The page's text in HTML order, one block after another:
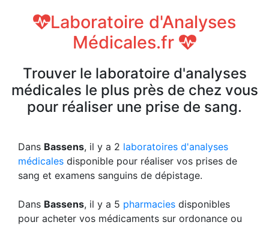
Laboratoire d'Analyses
Médicales.fr
Trouver le laboratoire d'analyses
médicales le plus près de chez vous
pour réaliser une prise de sang.
Dans Bassens, il y a 2 laboratoires d'analyses
médicales disponible pour réaliser vos prises de
sang et examens sanguins de dépistage.
Dans Bassens, il y a 5 pharmacies disponibles
pour acheter vos médicaments sur ordonance ou